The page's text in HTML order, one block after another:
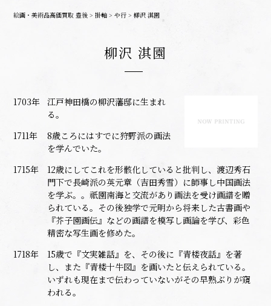
絵画・美術品高価買取 豊後 >掛軸 >や行 >柳沢 淇園
柳沢 淇園
1703年
江戸神田橋の柳沢藩邸に生まれ
る。
1711年
8歳ころにはすでに狩野派の画法
を学んでいた。
1715年
12歳にしてこれを形骸化していると批判し、渡辺秀石
門下で長崎派の英元章（吉田秀雪）に師事し中国画法
を学ぶ。。祇園南海と交流があり画法を受け画譜を贈
られている。その後独学で元明から将来した古書画や
『芥子園画伝』などの画譜を模写し画論を学び、彩色
精密な写生画を修めた。
1718年
15歳で『文実雑話』を、その後に『青楼夜話』を著
し、また『青楼十牛図』を画いたと伝えられている。
いずれも現在まで伝わっていないがその早熟ぶりが窺
われる。